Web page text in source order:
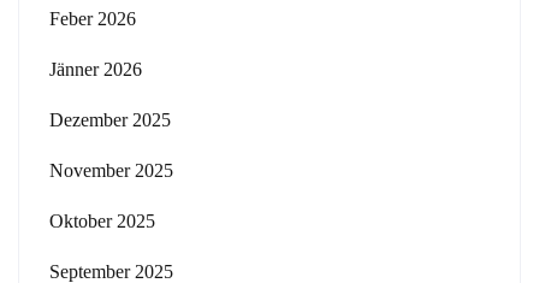
Feber 2026
Jänner 2026
Dezember 2025
November 2025
Oktober 2025
September 2025